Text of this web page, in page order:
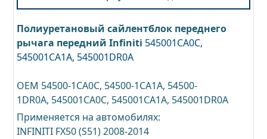
Полиуретановый сайлентблок переднего
рычага передний Infiniti 545001CA0C,
545001CA1A, 545001DR0A
OEM 54500-1CA0C, 54500-1CA1A, 54500-
1DR0A, 545001CA0C, 545001CA1A, 545001DR0A
Применяется на автомобилях:
INFINITI FX50 (S51) 2008-2014